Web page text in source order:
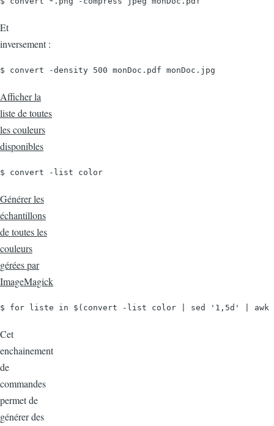
Et
inversement :
$ convert -density 500 monDoc.pdf monDoc.jpg
Afficher la
liste de toutes
les couleurs
disponibles
$ convert -list color
Générer les
échantillons
de toutes les
couleurs
gérées par
ImageMagick
$ for liste in $(convert -list color | sed '1,5d' | awk
Cet
enchainement
de
commandes
permet de
générer des